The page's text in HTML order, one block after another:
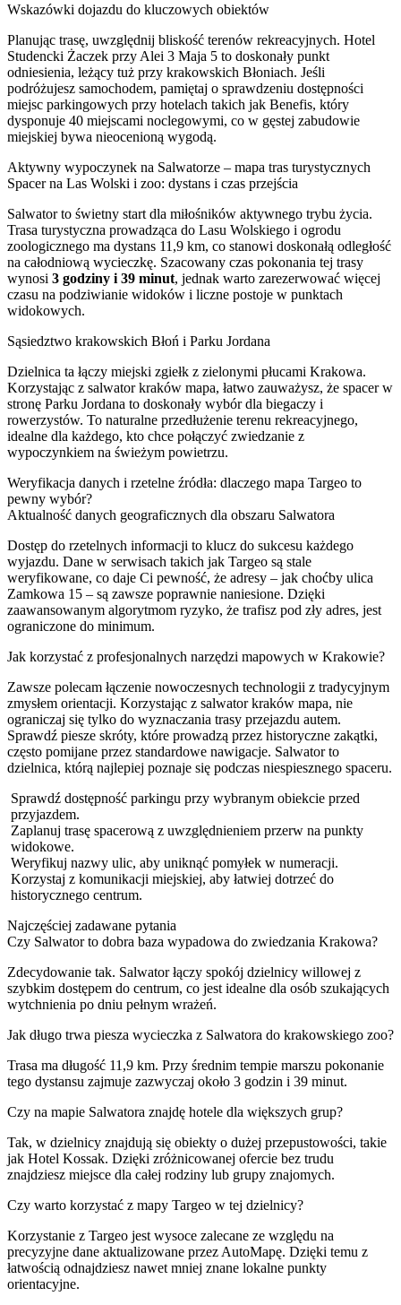
Wskazówki dojazdu do kluczowych obiektów
Planując trasę, uwzględnij bliskość terenów rekreacyjnych. Hotel
Studencki Żaczek przy Alei 3 Maja 5 to doskonały punkt
odniesienia, leżący tuż przy krakowskich Błoniach. Jeśli
podróżujesz samochodem, pamiętaj o sprawdzeniu dostępności
miejsc parkingowych przy hotelach takich jak Benefis, który
dysponuje 40 miejscami noclegowymi, co w gęstej zabudowie
miejskiej bywa nieocenioną wygodą.
Aktywny wypoczynek na Salwatorze – mapa tras turystycznych
Spacer na Las Wolski i zoo: dystans i czas przejścia
Salwator to świetny start dla miłośników aktywnego trybu życia.
Trasa turystyczna prowadząca do Lasu Wolskiego i ogrodu
zoologicznego ma dystans 11,9 km, co stanowi doskonałą odległość
na całodniową wycieczkę. Szacowany czas pokonania tej trasy
wynosi 3 godziny i 39 minut, jednak warto zarezerwować więcej
czasu na podziwianie widoków i liczne postoje w punktach
widokowych.
Sąsiedztwo krakowskich Błoń i Parku Jordana
Dzielnica ta łączy miejski zgiełk z zielonymi płucami Krakowa.
Korzystając z salwator kraków mapa, łatwo zauważysz, że spacer w
stronę Parku Jordana to doskonały wybór dla biegaczy i
rowerzystów. To naturalne przedłużenie terenu rekreacyjnego,
idealne dla każdego, kto chce połączyć zwiedzanie z
wypoczynkiem na świeżym powietrzu.
Weryfikacja danych i rzetelne źródła: dlaczego mapa Targeo to
pewny wybór?
Aktualność danych geograficznych dla obszaru Salwatora
Dostęp do rzetelnych informacji to klucz do sukcesu każdego
wyjazdu. Dane w serwisach takich jak Targeo są stale
weryfikowane, co daje Ci pewność, że adresy – jak choćby ulica
Zamkowa 15 – są zawsze poprawnie naniesione. Dzięki
zaawansowanym algorytmom ryzyko, że trafisz pod zły adres, jest
ograniczone do minimum.
Jak korzystać z profesjonalnych narzędzi mapowych w Krakowie?
Zawsze polecam łączenie nowoczesnych technologii z tradycyjnym
zmysłem orientacji. Korzystając z salwator kraków mapa, nie
ograniczaj się tylko do wyznaczania trasy przejazdu autem.
Sprawdź piesze skróty, które prowadzą przez historyczne zakątki,
często pomijane przez standardowe nawigacje. Salwator to
dzielnica, którą najlepiej poznaje się podczas niespiesznego spaceru.
Sprawdź dostępność parkingu przy wybranym obiekcie przed
przyjazdem.
Zaplanuj trasę spacerową z uwzględnieniem przerw na punkty
widokowe.
Weryfikuj nazwy ulic, aby uniknąć pomyłek w numeracji.
Korzystaj z komunikacji miejskiej, aby łatwiej dotrzeć do
historycznego centrum.
Najczęściej zadawane pytania
Czy Salwator to dobra baza wypadowa do zwiedzania Krakowa?
Zdecydowanie tak. Salwator łączy spokój dzielnicy willowej z
szybkim dostępem do centrum, co jest idealne dla osób szukających
wytchnienia po dniu pełnym wrażeń.
Jak długo trwa piesza wycieczka z Salwatora do krakowskiego zoo?
Trasa ma długość 11,9 km. Przy średnim tempie marszu pokonanie
tego dystansu zajmuje zazwyczaj około 3 godzin i 39 minut.
Czy na mapie Salwatora znajdę hotele dla większych grup?
Tak, w dzielnicy znajdują się obiekty o dużej przepustowości, takie
jak Hotel Kossak. Dzięki zróżnicowanej ofercie bez trudu
znajdziesz miejsce dla całej rodziny lub grupy znajomych.
Czy warto korzystać z mapy Targeo w tej dzielnicy?
Korzystanie z Targeo jest wysoce zalecane ze względu na
precyzyjne dane aktualizowane przez AutoMapę. Dzięki temu z
łatwością odnajdziesz nawet mniej znane lokalne punkty
orientacyjne.